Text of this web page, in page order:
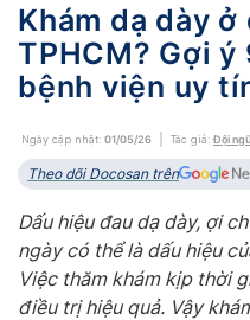
Khám dạ dày
TPHCM? Gợi
bệnh viện uy
Ngày cập nhật: 01/05/26 Tác giả: Đội
Theo dõi Docosan trên
Dấu hiệu đau dạ dày, ợi
ngày có thể là dấu hiệu
Việc thăm khám kịp thời
điều trị hiệu quả. Vậy